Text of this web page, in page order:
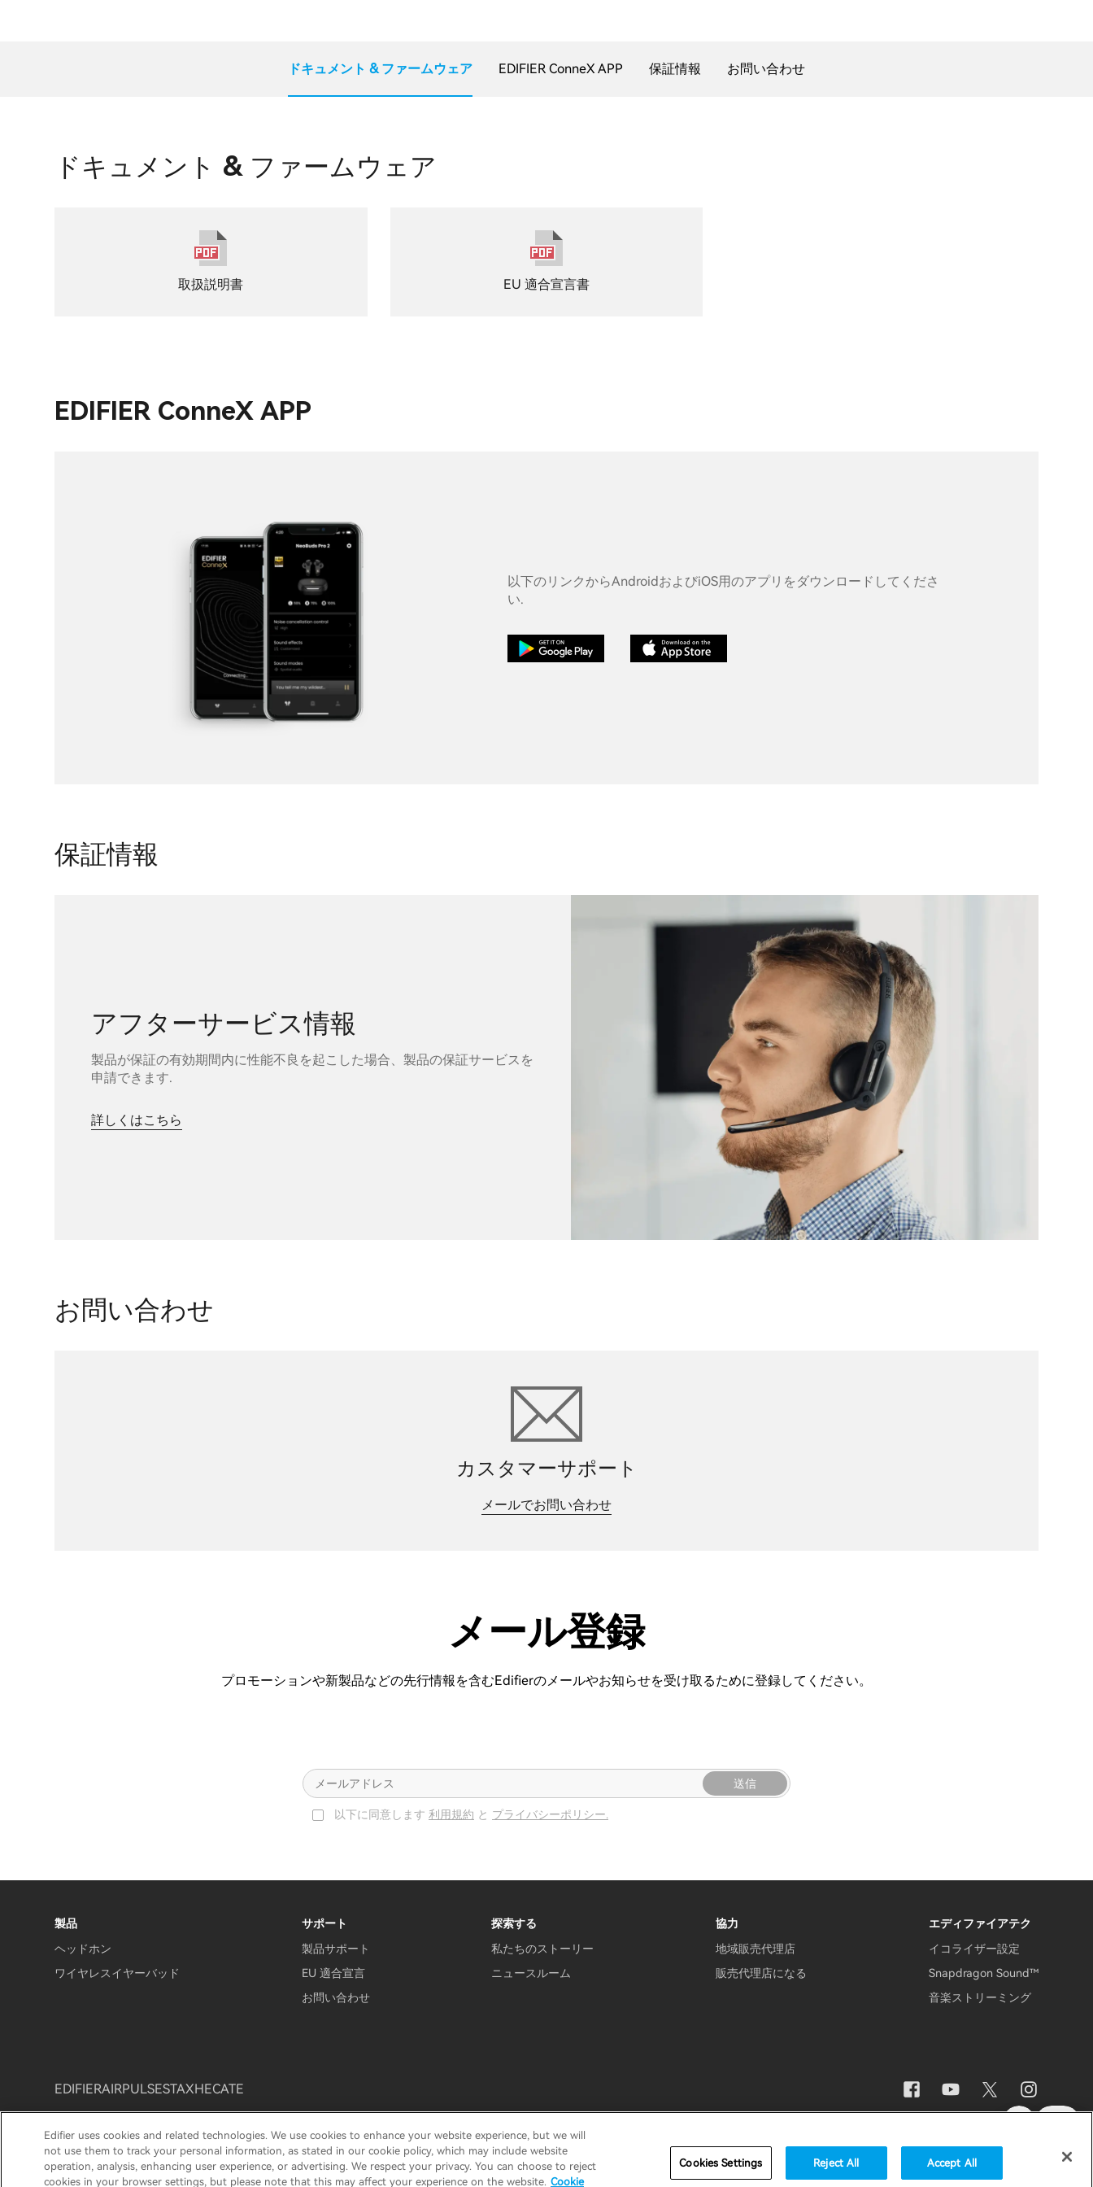
ドキュメント & ファームウェア EDIFIER ConneX APP 保証情報 お問い合わせ
ドキュメント & ファームウェア
取扱説明書 EU 適合宣言書
EDIFIER ConneX APP
以下のリンクからAndroidおよびiOS用のアプリをダウンロードしてくださ
い.
保証情報
アフターサービス情報
製品が保証の有効期間内に性能不良を起こした場合、製品の保証サービスを
申請できます.
詳しくはこちら
お問い合わせ
カスタマーサポート
メールでお問い合わせ
メール登録
プロモーションや新製品などの先行情報を含むEdifierのメールやお知らせを受け取るために登録してください。
送信
以下に同意します 利用規約 と プライバシーポリシー.
製品
ヘッドホン
ワイヤレスイヤーバッド
サポート
製品サポート
EU 適合宣言
お問い合わせ
探索する
私たちのストーリー
ニュースルーム
協力
地域販売代理店
販売代理店になる
エディファイアテク
イコライザー設定
Snapdragon Sound™
音楽ストリーミング
EDIFIERAIRPULSESTAXHECATE
プライバシー通知 クッキー通知 保証ポリシー 利用規約 私の情報を販売しないでください セキュリティ 重要なお知らせ Japan / 日本語
Copyright © 2026 Edifier Japan.
Edifier uses cookies and related technologies. We use cookies to enhance your website experience, but we will
not use them to track your personal information, as stated in our cookie policy, which may include website
operation, analysis, enhancing user experience, or advertising. We respect your privacy. You can choose to reject
cookies in your browser settings, but please note that this may affect your experience on the website. Cookie
Cookies Settings Reject All Accept All